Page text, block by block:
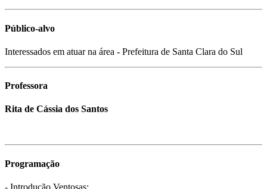
Público-alvo
Interessados em atuar na área - Prefeitura de Santa Clara do Sul
Professora
Rita de Cássia dos Santos
Programação
- Introdução Ventosas;